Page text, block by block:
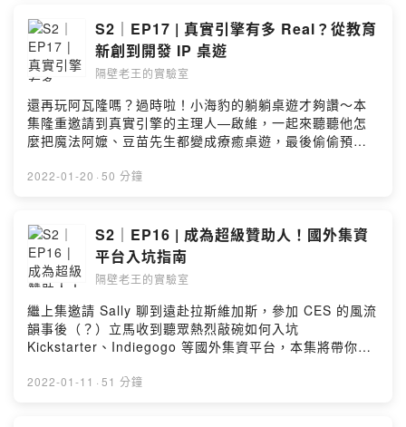
季要開貓貓頻道？！華華主播大聲報出來 2021 集資成
績！這個品項竟然超過總提案的 ⅓成人類用品下一步是跟
巧虎合作？素食革命！植物肉異軍突起國際大品牌也來參
一咖某品牌竟然提案 16 次去年的日曆疊起來比阿爾卑斯山
還高亞洲集資市場持續蓬勃發展歡迎到「隔壁老王的實驗
室」關注各式實驗中的最新配方：FB：
https://www.facebook.com/neighb0r.wangIG：
https://www.instagram.com/neighb0r_wang/Powered
by Firstory Hosting
S2｜EP17 | 真實引擎有多 Real？從教育
新創到開發 IP 桌遊
隔壁老王的實驗室
還再玩阿瓦隆嗎？過時啦！小海豹的躺躺桌遊才夠讚～本
集隆重邀請到真實引擎的主理人—啟維，一起來聽聽他怎
麼把魔法阿嬤、豆苗先生都變成療癒桌遊，最後偷偷預
集精華 ✨疫情乃惹...華華不想遠端...從兒童教育玩具變身
同來聽聽台灣 IP 桌遊前景歡迎到「隔壁老王的實驗室」關
注各式實驗中的最新配方：FB：
https://www.facebook.com/neighb0r.wangIG：
https://www.instagram.com/neighb0r_wang/Powered
by Firstory Hosting
2022-01-20 · 50 分鐘
S2｜EP16 | 成為超級贊助人！國外集資
平台入坑指南
隔壁老王的實驗室
繼上集邀請 Sally 聊到遠赴拉斯維加斯，參加 CES 的風流
韻事後（？）立馬收到聽眾熱烈敲碗如何入坑
Kickstarter、Indiegogo 等國外集資平台，本集將帶你手
的專案，新年新希望、入坑買起來！✨ 本集精華 ✨新春第
2022-01-11 · 51 分鐘